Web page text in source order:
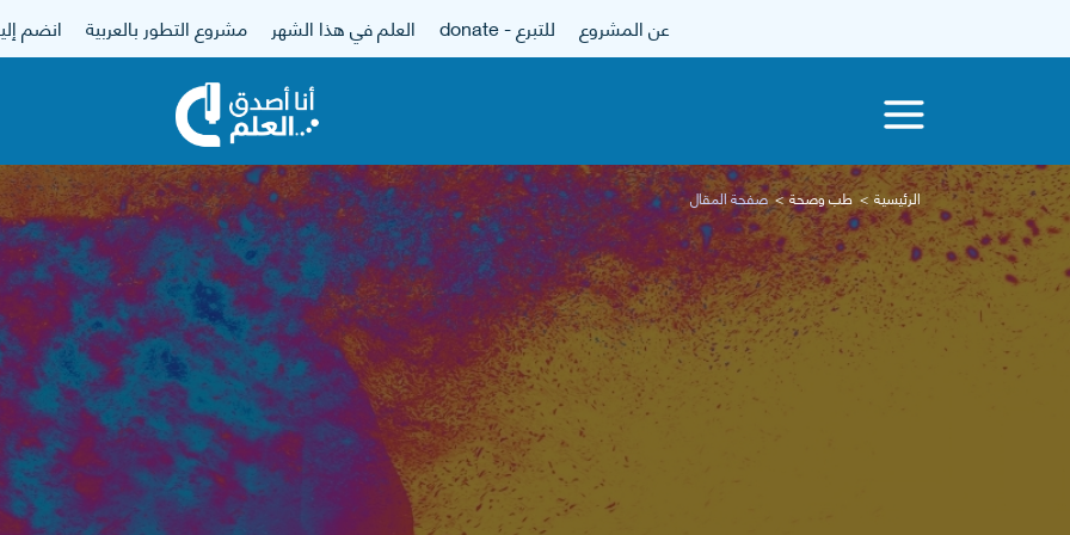
عن المشروع للتبرع - donate العلم في هذا الشهر مشروع التطور بالعربية انضم
الرئيسية طب وصحة صفحة المقال